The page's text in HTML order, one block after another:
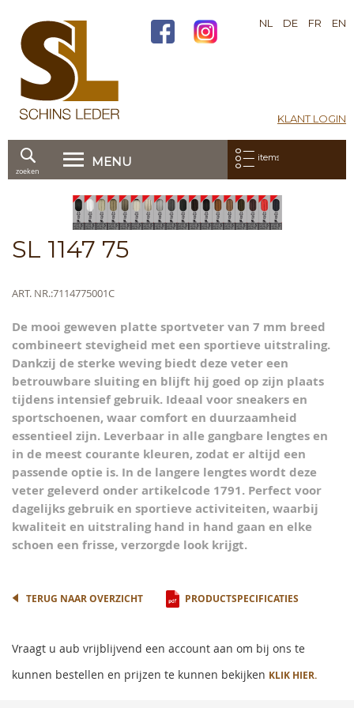
KLANT LOGIN
NL DE FR EN
MENU Mijn bestelling:
items
de
zoeken
SL 1147 75
Meer
ART. NR.7114775001C
De mooi geweven platte sportveter van 7 mm breed
combineert stevigheid met een sportieve uitstraling.
Dankzij de sterke weving biedt deze veter een
betrouwbare sluiting en blijft hij goed op zijn plaats
tijdens intensief gebruik. Ideaal voor sneakers en
sportschoenen, waar comfort en duurzaamheid
essentieel zijn. Leverbaar in alle gangbare lengtes en
in de meest courante kleuren, zodat er altijd een
passende optie is. In de langere lengtes wordt deze
veter geleverd onder artikelcode 1791. Perfect voor
dagelijks gebruik en sportieve activiteiten, waarbij
kwaliteit en uitstraling hand in hand gaan en elke
schoen een frisse, verzorgde look krijgt.
Skip
to
the
the
images
gallery
TERUG NAAR OVERZICHT PRODUCTSPECIFICATIES
Vraagt u aub vrijblijvend een account aan om bij ons te
kunnen bestellen en prijzen te kunnen bekijken KLIK HIER.